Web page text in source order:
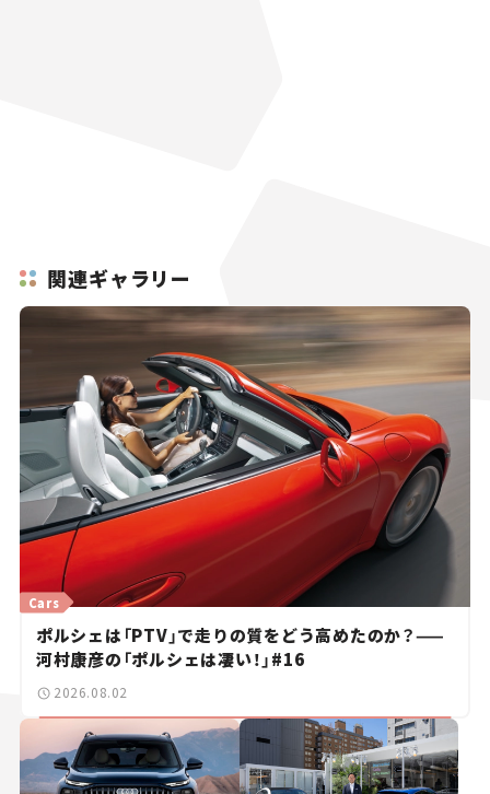
関連ギャラリー
Cars
ポルシェは「PTV」で走りの質をどう高めたのか？——
河村康彦の「ポルシェは凄い！」#16
2026.08.02